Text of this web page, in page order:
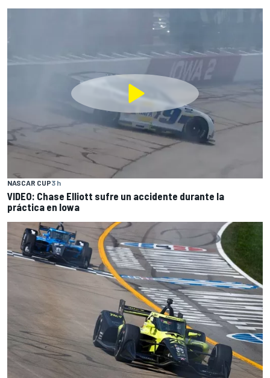
NASCAR CUP3 h
VIDEO: Chase Elliott sufre un accidente durante la
práctica en Iowa